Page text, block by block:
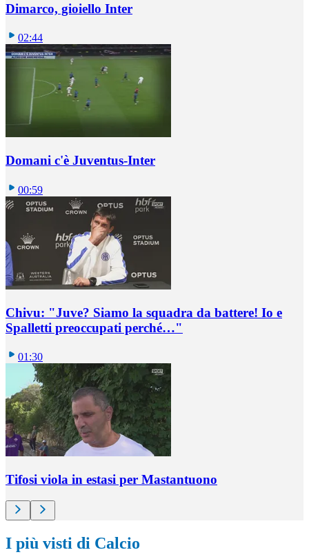
Dimarco, gioiello Inter
02:44
Domani c'è Juventus-Inter
00:59
Chivu: "Juve? Siamo la squadra da battere! Io e
Spalletti preoccupati perché…"
01:30
Tifosi viola in estasi per Mastantuono
I più visti di Calcio